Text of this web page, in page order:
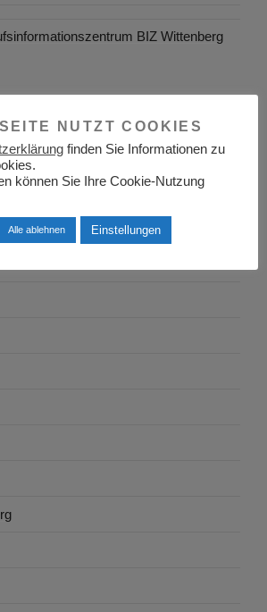
BIZ Wittenberg
NUTZT COOKIES
finden Sie Informationen zu
können Sie Ihre Cookie-Nutzung
Alle ablehnen Einstellungen